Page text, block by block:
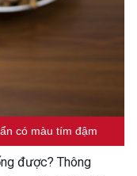
có màu tím đậm
được? Thông